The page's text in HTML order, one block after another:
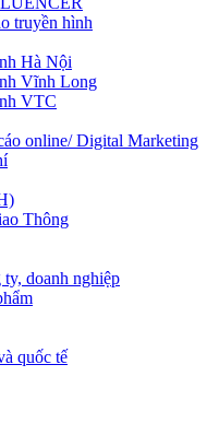
truyền hình
Hà Nội
Vĩnh Long
VTC
online/ Digital Marketing
Thông
doanh nghiệp
quốc tế